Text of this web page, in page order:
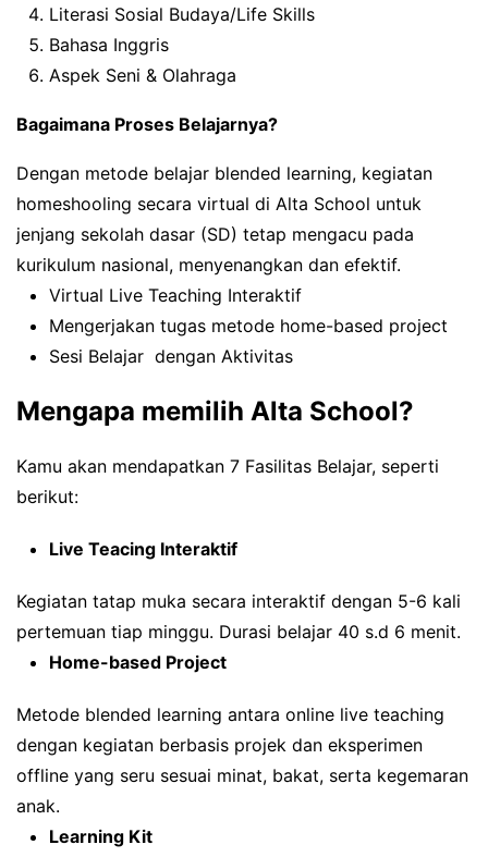
Literasi Sosial Budaya/Life Skills
Bahasa Inggris
Aspek Seni & Olahraga
Bagaimana Proses Belajarnya?
Dengan metode belajar blended learning, kegiatan
homeshooling secara virtual di Alta School untuk
jenjang sekolah dasar (SD) tetap mengacu pada
kurikulum nasional, menyenangkan dan efektif.
Virtual Live Teaching Interaktif
Mengerjakan tugas metode home-based project
Sesi Belajar dengan Aktivitas
Mengapa memilih Alta School?
Kamu akan mendapatkan 7 Fasilitas Belajar, seperti
berikut:
Live Teacing Interaktif
Kegiatan tatap muka secara interaktif dengan 5-6 kali
pertemuan tiap minggu. Durasi belajar 40 s.d 6 menit.
Home-based Project
Metode blended learning antara online live teaching
dengan kegiatan berbasis projek dan eksperimen
offline yang seru sesuai minat, bakat, serta kegemaran
anak.
Learning Kit